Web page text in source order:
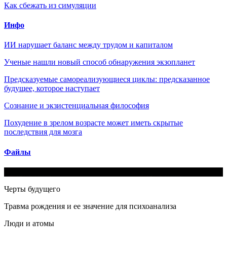
Как сбежать из симуляции
Инфо
ИИ нарушает баланс между трудом и капиталом
Ученые нашли новый способ обнаружения экзопланет
Предсказуемые самореализующиеся циклы: предсказанное
будущее, которое наступает
Сознание и экзистенциальная философия
Похудение в зрелом возрасте может иметь скрытые
последствия для мозга
Файлы
Черты будущего
Травма рождения и ее значение для психоанализа
Люди и атомы